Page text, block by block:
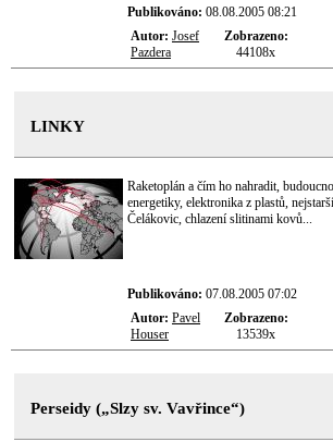
Publikováno: 08.08.2005 08:21
Autor: Josef
Pazdera
Zobrazeno:
44108x
LINKY
Raketoplán a čím ho nahradit,
energetiky, elektronika z plastů,
Čelákovic, chlazení slitinami kovů...
Publikováno: 07.08.2005 07:02
Autor: Pavel
Houser
Zobrazeno:
13539x
Perseidy („Slzy sv. Vavřince“)